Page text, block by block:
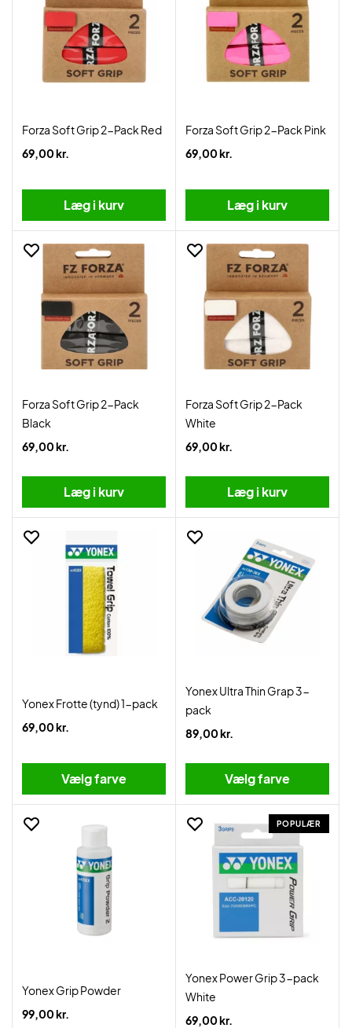
Forza Soft Grip 2-Pack Red
69,00 kr.
Læg i kurv
Forza Soft Grip 2-Pack Pink
69,00 kr.
Læg i kurv
Forza Soft Grip 2-Pack
Black
69,00 kr.
Læg i kurv
Forza Soft Grip 2-Pack
White
69,00 kr.
Læg i kurv
Yonex Frotte (tynd) 1-pack
69,00 kr.
Vælg farve
Yonex Ultra Thin Grap 3-
pack
89,00 kr.
Vælg farve
Yonex Grip Powder
99,00 kr.
POPULÆR
Yonex Power Grip 3-pack
White
69,00 kr.